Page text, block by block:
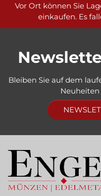
Vor Ort können Sie
einkaufen. Es
Bleiben Sie auf dem